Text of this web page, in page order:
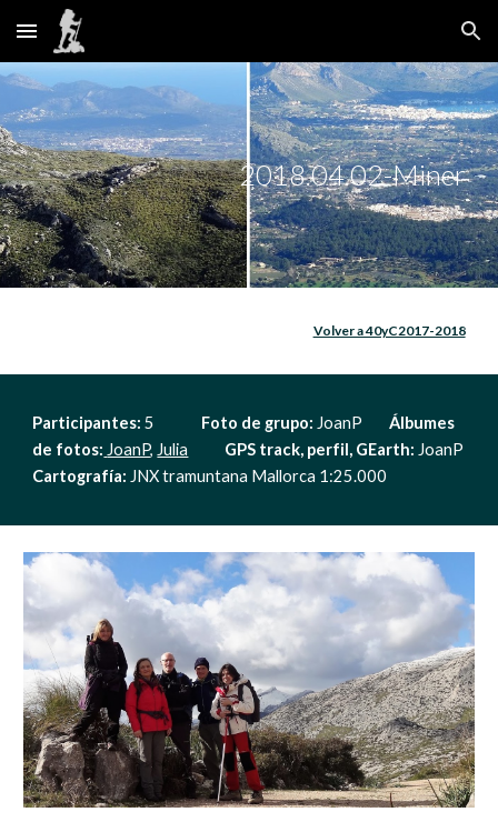
Skip to main content Skip to navigation
2018.04.02-Miner
Volver a 40yC2017-2018
Participantes: 5 Foto de grupo: JoanP Álbumes
de fotos: JoanP, Julia GPS track, perfil, GEarth:
Cartografía: JNX tramuntana Mallorca 1:25.000